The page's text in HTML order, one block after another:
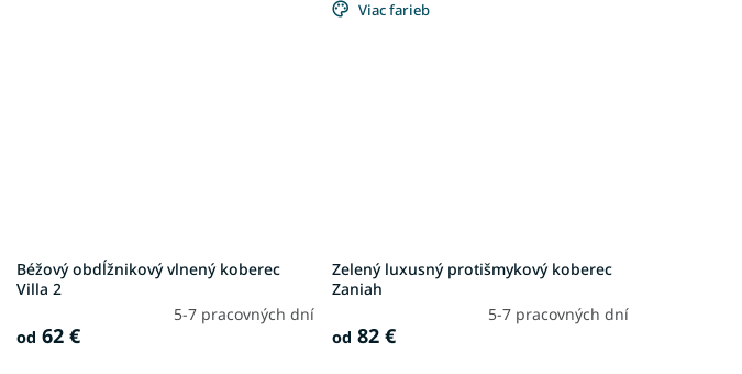
Béžový obdĺžnikový vlnený koberec
Villa 2
5-7 pracovných dní
od 62 €
Viac farieb
Zelený luxusný protišmykový koberec
Zaniah
5-7 pracovných dní
od 82 €